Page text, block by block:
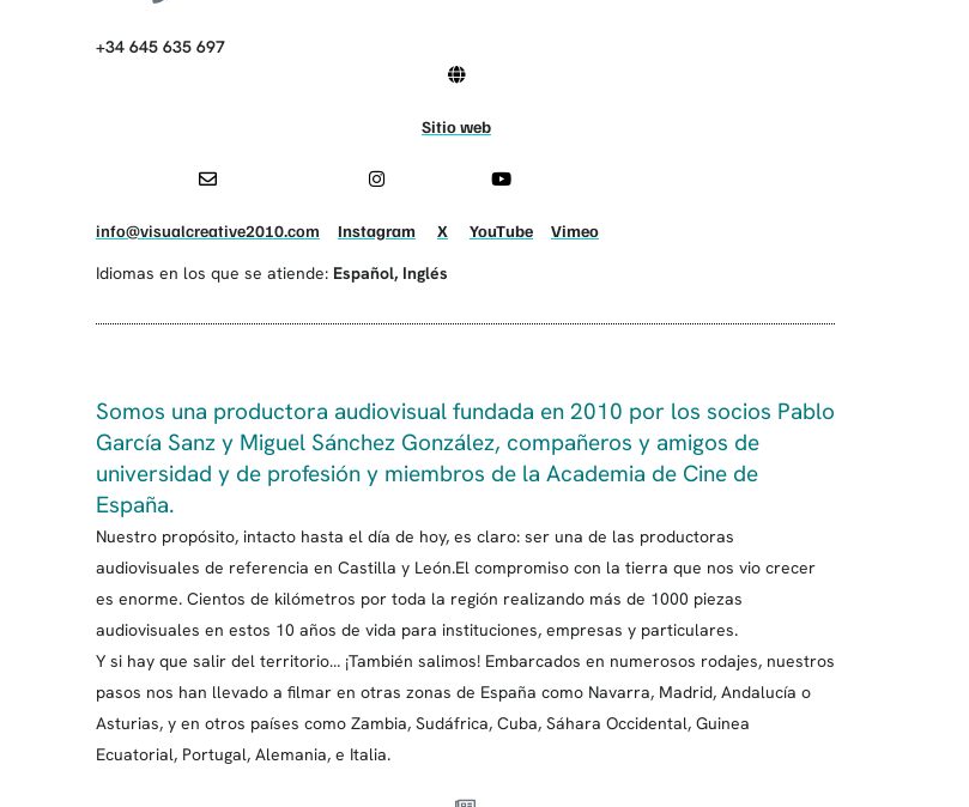
+34 645 635 697
Sitio web
info@visualcreative2010.com Instagram X YouTube Vimeo
Idiomas en los que se atiende: Español, Inglés
Somos una productora audiovisual fundada en 2010 por los socios Pablo
García Sanz y Miguel Sánchez González, compañeros y amigos de
universidad y de profesión y miembros de la Academia de Cine de
España.
Nuestro propósito, intacto hasta el día de hoy, es claro: ser una de las productoras
audiovisuales de referencia en Castilla y León.El compromiso con la tierra que nos vio crecer
es enorme. Cientos de kilómetros por toda la región realizando más de 1000 piezas
audiovisuales en estos 10 años de vida para instituciones, empresas y particulares.
Y si hay que salir del territorio… ¡También salimos! Embarcados en numerosos rodajes, nuestros
pasos nos han llevado a filmar en otras zonas de España como Navarra, Madrid, Andalucía o
Asturias, y en otros países como Zambia, Sudáfrica, Cuba, Sáhara Occidental, Guinea
Ecuatorial, Portugal, Alemania, e Italia.